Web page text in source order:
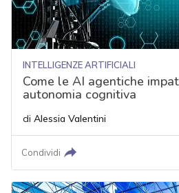
INTELLIGENZE ARTIFICIALI
Come le AI agentiche
autonomia cognitiva
di Alessia Valentini
Condividi